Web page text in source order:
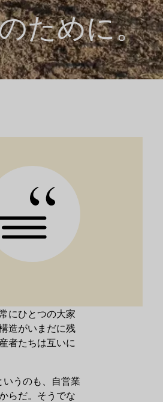
ために。
にひとつの大家
造がいまだに残
者たちは互いに
うのも、自営業
らだ。そうでな